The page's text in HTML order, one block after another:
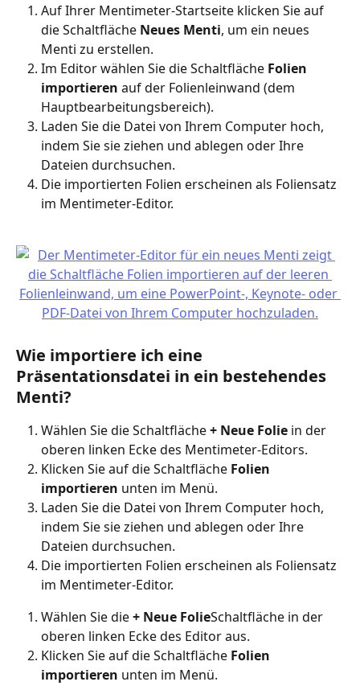
Auf Ihrer Mentimeter-Startseite klicken Sie auf
die Schaltfläche Neues Menti, um ein neues
Menti zu erstellen.
Im Editor wählen Sie die Schaltfläche Folien
importieren auf der Folienleinwand (dem
Hauptbearbeitungsbereich).
Laden Sie die Datei von Ihrem Computer hoch,
indem Sie sie ziehen und ablegen oder Ihre
Dateien durchsuchen.
Die importierten Folien erscheinen als Foliensatz
im Mentimeter-Editor.
Wie importiere ich eine
Präsentationsdatei in ein bestehendes
Menti?
Wählen Sie die Schaltfläche + Neue Folie in der
oberen linken Ecke des Mentimeter-Editors.
Klicken Sie auf die Schaltfläche Folien
importieren unten im Menü.
Laden Sie die Datei von Ihrem Computer hoch,
indem Sie sie ziehen und ablegen oder Ihre
Dateien durchsuchen.
Die importierten Folien erscheinen als Foliensatz
im Mentimeter-Editor.
Wählen Sie die + Neue FolieSchaltfläche in der
oberen linken Ecke des Editor aus.
Klicken Sie auf die Schaltfläche Folien
importieren unten im Menü.